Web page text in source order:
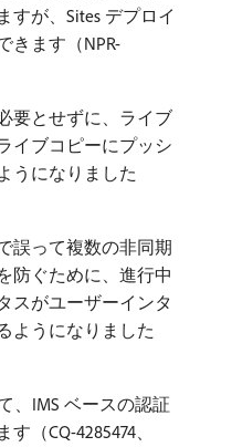
すが、Sites デプロイ
きます（NPR-
要とせずに、ライブ
イブコピーにプッシ
うになりました
誤って複数の非同期
防ぐために、進行中
スがユーザーインタ
ようになりました
、IMS ベースの認証
（CQ-4285474、